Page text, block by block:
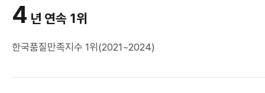
4 년 연속 1위
한국품질만족지수 1위(2021~2024)